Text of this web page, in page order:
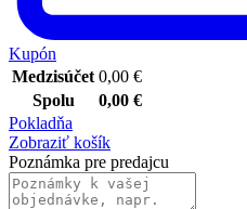
Kupón
Medzisúčet 0,00 €
Spolu
0,00 €
Pokladňa
Zobraziť košík
Poznámka pre predajcu